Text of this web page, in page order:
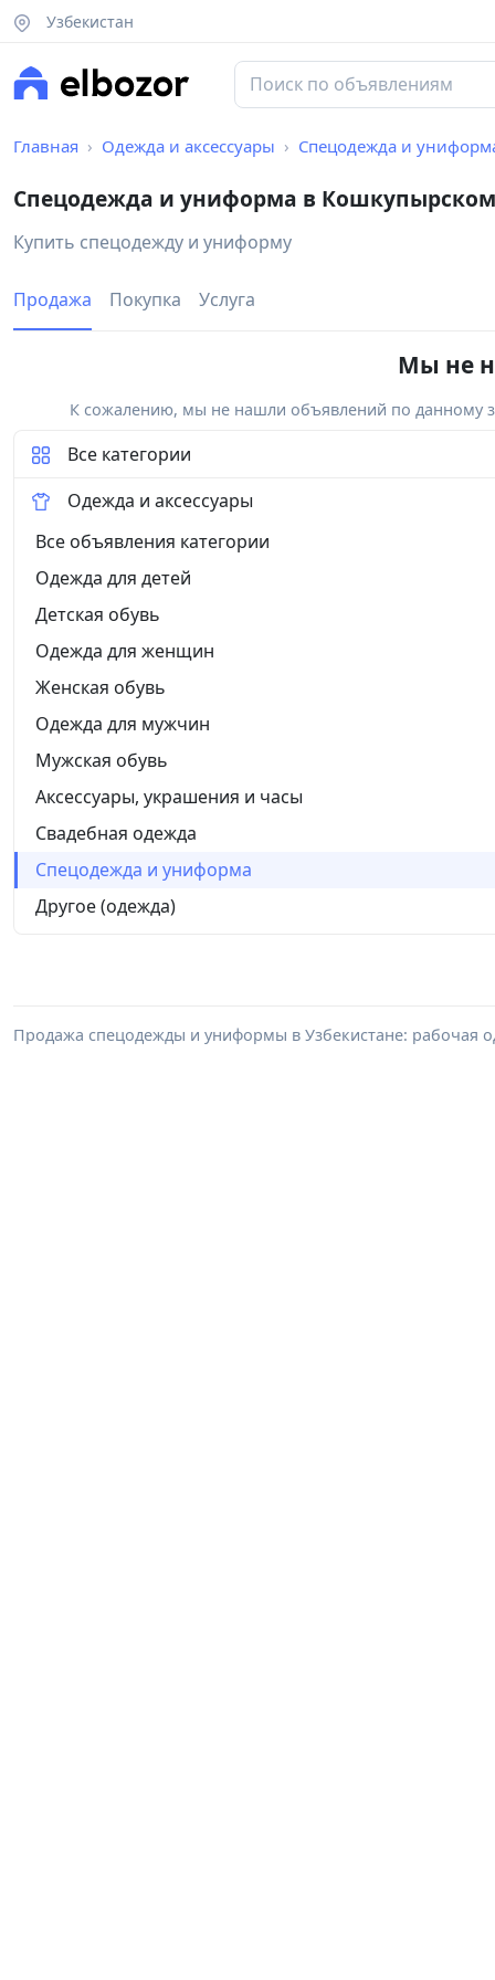
Узбекистан
Главная Одежда и аксессуары Спецодежда и
Спецодежда и униформа в
Купить спецодежду и униформу
Продажа Покупка Услуга
Мы не
К сожалению, мы не нашли объявлений по данному
Все категории
Одежда и аксессуары
Все объявления категории
Одежда для детей
Детская обувь
Одежда для женщин
Женская обувь
Одежда для мужчин
Мужская обувь
Аксессуары, украшения и часы
Свадебная одежда
Спецодежда и униформа
Другое (одежда)
Продажа спецодежды и униформы в Узбекистане: рабочая